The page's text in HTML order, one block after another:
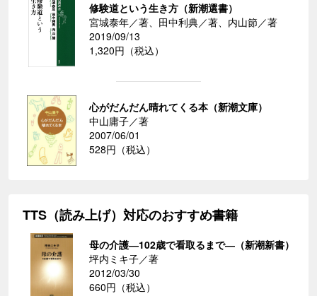
修験道という生き方（新潮選書）
宮城泰年／著、田中利典／著、内山節／著
2019/09/13
1,320円（税込）
心がだんだん晴れてくる本（新潮文庫）
中山庸子／著
2007/06/01
528円（税込）
TTS（読み上げ）対応のおすすめ書籍
母の介護―102歳で看取るまで―（新潮新書）
坪内ミキ子／著
2012/03/30
660円（税込）